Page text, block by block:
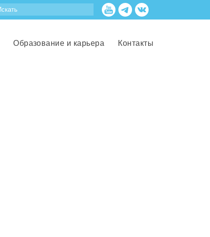
Образование и карьера Контакты